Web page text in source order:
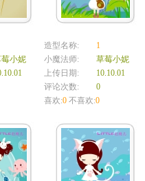
小妮
造型名称:
1
小魔法师:
草莓小妮
上传日期:
10.10.01
评论次数:
0
喜欢:0 不喜欢:0